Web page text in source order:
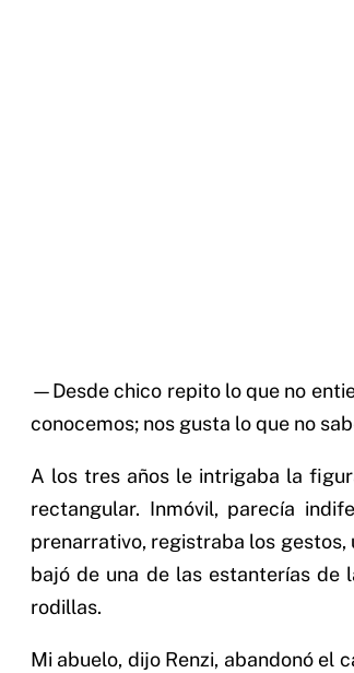
—Desde chico repito lo que no
conocemos; nos gusta lo que no
A los tres años le intrigaba la
rectangular. Inmóvil, parecía
prenarrativo, registraba los gestos,
bajó de una de las estanterías de
rodillas.
Mi abuelo, dijo Renzi, abandonó el